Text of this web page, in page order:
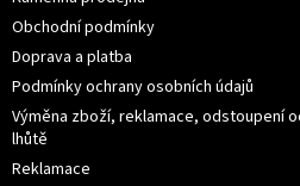
Obchodní podmínky
Doprava a platba
Podmínky ochrany osobních údajů
Výměna zboží, reklamace, odstoupení
lhůtě
Reklamace